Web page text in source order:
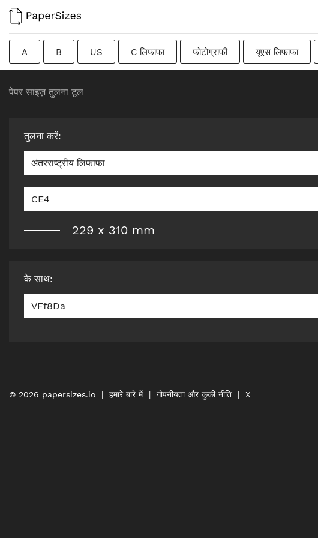
A B US C लिफाफा फोटोग्राफी यूएस लिफाफा
पेपर साइज़ तुलना टूल
तुलना करें:
अंतरराष्ट्रीय लिफाफा
CE4
229 x 310 mm
के साथ:
VFf8Da
© 2026 papersizes.io हमारे बारे में गोपनीयता और कुकी नीति X